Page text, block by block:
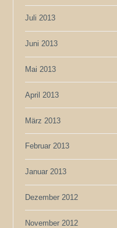
Juli 2013
Juni 2013
Mai 2013
April 2013
März 2013
Februar 2013
Januar 2013
Dezember 2012
November 2012